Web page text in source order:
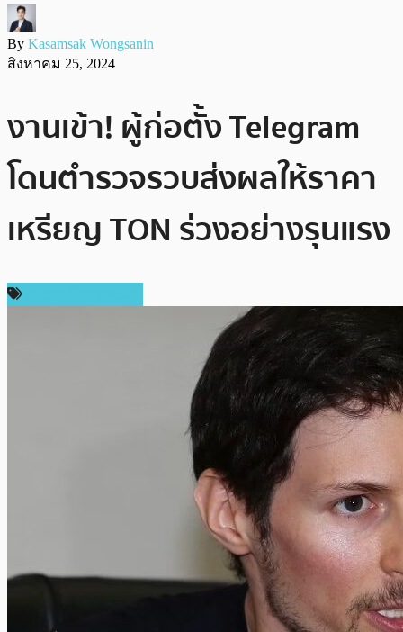
By Kasamsak Wongsanin
สิงหาคม 25, 2024
งานเข้า! ผู้ก่อตั้ง Telegram
โดนตำรวจรวบส่งผลให้ราคา
เหรียญ TON ร่วงอย่างรุนแรง